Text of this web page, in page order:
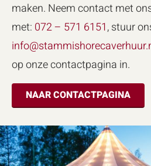
maken. Neem contact met
met: 072 – 571 6151, stuur
op onze contactpagina in.
NAAR CONTACTPAGINA